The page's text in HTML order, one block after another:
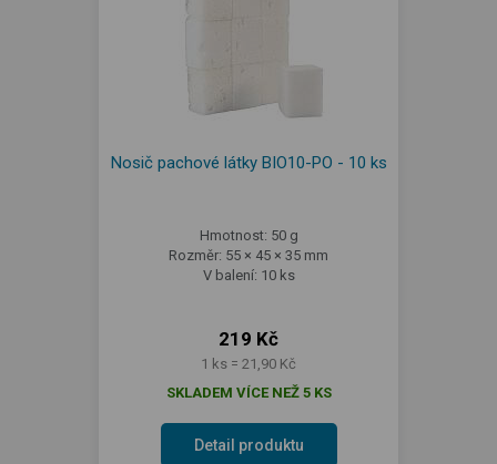
Nosič pachové látky BIO10-PO - 10 ks
Hmotnost: 50 g
Rozměr: 55 × 45 × 35 mm
V balení: 10 ks
219 Kč
1 ks = 21,90 Kč
SKLADEM VÍCE NEŽ 5 KS
Detail produktu